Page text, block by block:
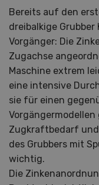
Bereits auf den
dreibalkige
Vorgänger: Die
Zugachse
Maschine extrem
eine intensive
sie für einen
Vorgängermodellen
Zugkraftbedarf und
des Grubbers mit
wichtig.
Die